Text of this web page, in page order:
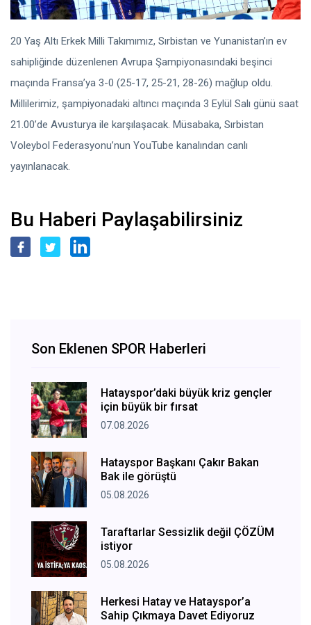
20 Yaş Altı Erkek Milli Takımımız, Sırbistan ve Yunanistan’ın ev
sahipliğinde düzenlenen Avrupa Şampiyonasındaki beşinci
maçında Fransa’ya 3-0 (25-17, 25-21, 28-26) mağlup oldu.
Millilerimiz, şampiyonadaki altıncı maçında 3 Eylül Salı günü saat
21.00’de Avusturya ile karşılaşacak. Müsabaka, Sırbistan
Voleybol Federasyonu’nun YouTube kanalından canlı
yayınlanacak.
Bu Haberi Paylaşabilirsiniz
Son Eklenen SPOR Haberleri
Hatayspor’daki büyük kriz gençler
için büyük bir fırsat
07.08.2026
Hatayspor Başkanı Çakır Bakan
Bak ile görüştü
05.08.2026
Taraftarlar Sessizlik değil ÇÖZÜM
istiyor
05.08.2026
Herkesi Hatay ve Hatayspor’a
Sahip Çıkmaya Davet Ediyoruz